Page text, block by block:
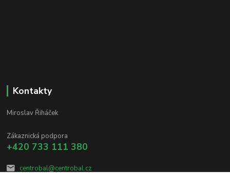
Kontakty
Miroslav Řiháček
Zákaznická podpora
+420 733 111 380
centrobal@centrobal.cz